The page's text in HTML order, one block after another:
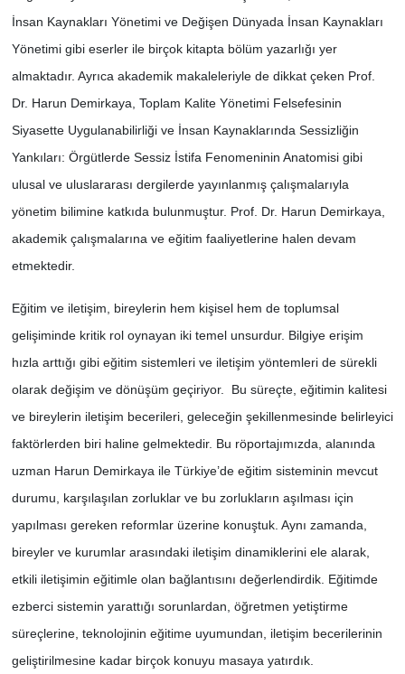
İnsan Kaynakları Yönetimi ve Değişen Dünyada İnsan Kaynakları
Yönetimi gibi eserler ile birçok kitapta bölüm yazarlığı yer
almaktadır. Ayrıca akademik makaleleriyle de dikkat çeken Prof.
Dr. Harun Demirkaya, Toplam Kalite Yönetimi Felsefesinin
Siyasette Uygulanabilirliği ve İnsan Kaynaklarında Sessizliğin
Yankıları: Örgütlerde Sessiz İstifa Fenomeninin Anatomisi gibi
ulusal ve uluslararası dergilerde yayınlanmış çalışmalarıyla
yönetim bilimine katkıda bulunmuştur. Prof. Dr. Harun Demirkaya,
akademik çalışmalarına ve eğitim faaliyetlerine halen devam
etmektedir.
Eğitim ve iletişim, bireylerin hem kişisel hem de toplumsal
gelişiminde kritik rol oynayan iki temel unsurdur. Bilgiye erişim
hızla arttığı gibi eğitim sistemleri ve iletişim yöntemleri de sürekli
olarak değişim ve dönüşüm geçiriyor. Bu süreçte, eğitimin kalitesi
ve bireylerin iletişim becerileri, geleceğin şekillenmesinde belirleyici
faktörlerden biri haline gelmektedir. Bu röportajımızda, alanında
uzman Harun Demirkaya ile Türkiye’de eğitim sisteminin mevcut
durumu, karşılaşılan zorluklar ve bu zorlukların aşılması için
yapılması gereken reformlar üzerine konuştuk. Aynı zamanda,
bireyler ve kurumlar arasındaki iletişim dinamiklerini ele alarak,
etkili iletişimin eğitimle olan bağlantısını değerlendirdik. Eğitimde
ezberci sistemin yarattığı sorunlardan, öğretmen yetiştirme
süreçlerine, teknolojinin eğitime uyumundan, iletişim becerilerinin
geliştirilmesine kadar birçok konuyu masaya yatırdık.